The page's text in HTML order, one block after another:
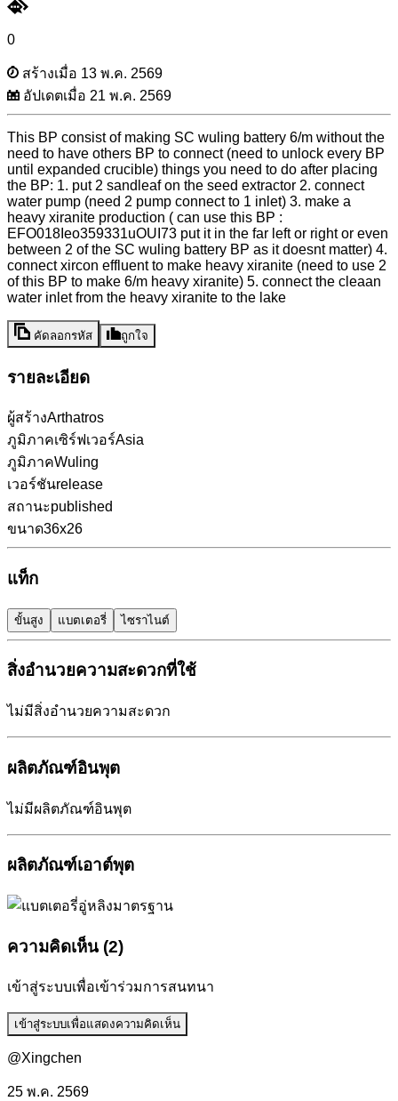
0
สร้างเมื่อ 13 พ.ค. 2569
อัปเดตเมื่อ 21 พ.ค. 2569
This BP consist of making SC wuling battery 6/m without the
need to have others BP to connect (need to unlock every BP
until expanded crucible) things you need to do after placing
the BP: 1. put 2 sandleaf on the seed extractor 2. connect
water pump (need 2 pump connect to 1 inlet) 3. make a
heavy xiranite production ( can use this BP :
EFO018Ieo359331uOUI73 put it in the far left or right or even
between 2 of the SC wuling battery BP as it doesnt matter) 4.
connect xircon effluent to make heavy xiranite (need to use 2
of this BP to make 6/m heavy xiranite) 5. connect the cleaan
water inlet from the heavy xiranite to the lake
คัดลอกรหัส ถูกใจ
รายละเอียด
ผู้สร้างArthatros
ภูมิภาคเซิร์ฟเวอร์Asia
ภูมิภาคWuling
เวอร์ชันrelease
สถานะpublished
ขนาด36x26
แท็ก
ขั้นสูง แบตเตอรี่ ไซราไนต์
สิ่งอำนวยความสะดวกที่ใช้
ไม่มีสิ่งอำนวยความสะดวก
ผลิตภัณฑ์อินพุต
ไม่มีผลิตภัณฑ์อินพุต
ผลิตภัณฑ์เอาต์พุต
ความคิดเห็น (2)
เข้าสู่ระบบเพื่อเข้าร่วมการสนทนา
เข้าสู่ระบบเพื่อแสดงความคิดเห็น
@Xingchen
25 พ.ค. 2569